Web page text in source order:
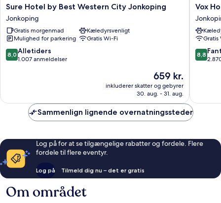
Sure
Hotel
by
Best
Western
City
Jonkoping
Sure Hotel by Best Western City Jonkoping
Jonkoping
Gratis morgenmad
Kæledyrsvenligt
Mulighed for parkering
Gratis Wi-Fi
8.0
ud
anmeldelser
8,0 Alletiders
1.007 anmeldelser
Prisen
659 kr.
659 kr.
inkluderer skatter og gebyrer
30. aug. - 31. aug.
Vox
Hotel
Vox
Gratis
8.8
ud
8,8
Sammenlign lignende overnatningssteder
Log på for at se tilgængelige rabatter og fordele. Flere
fordele til flere eventyr.
Log på Tilmeld dig nu – det er gratis
Om området